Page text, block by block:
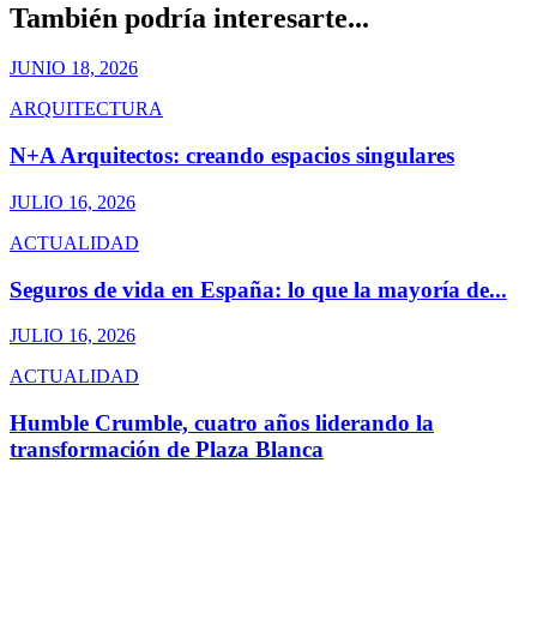
También podría interesarte...
JUNIO 18, 2026
ARQUITECTURA
N+A Arquitectos: creando espacios singulares
JULIO 16, 2026
ACTUALIDAD
Seguros de vida en España: lo que la mayoría de...
JULIO 16, 2026
ACTUALIDAD
Humble Crumble, cuatro años liderando la
transformación de Plaza Blanca